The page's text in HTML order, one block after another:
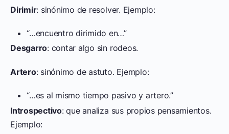
Dirimir: sinónimo de resolver. Ejemplo:
“…encuentro dirimido en…”
Desgarro: contar algo sin rodeos.
Artero: sinónimo de astuto. Ejemplo:
“…es al mismo tiempo pasivo y artero.”
Introspectivo: que analiza sus propios pensamientos.
Ejemplo: